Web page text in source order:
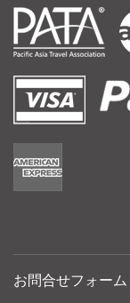
お問合せフォーム